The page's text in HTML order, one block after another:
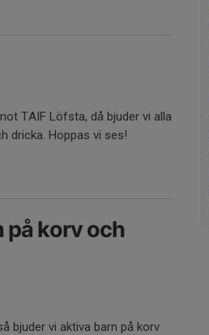
TAIF Löfsta, då bjuder vi alla
dricka. Hoppas vi ses!
på korv och
bjuder vi aktiva barn på korv